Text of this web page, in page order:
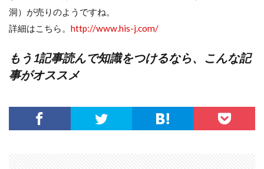
洞）が売りのようですね。
詳細はこちら。 http://www.his-j.com/
もう1記事読んで知識をつけるなら、こんな記
事がオススメ